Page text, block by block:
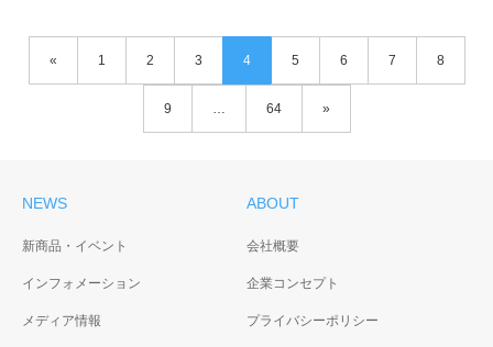
« 1 2 3 4 5 6 7 8
9 64 »
NEWS
新商品・イベント
インフォメーション
メディア情報
ABOUT
会社概要
企業コンセプト
プライバシーポリシー